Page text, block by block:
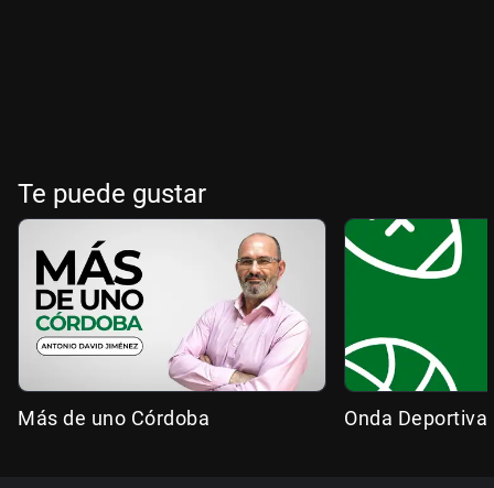
Te puede gustar
Más de uno Córdoba Onda Deportiva